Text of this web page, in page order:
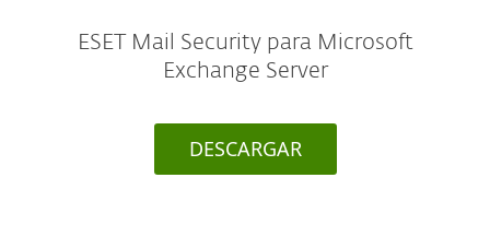
ESET Mail Security para Microsoft
Exchange Server
DESCARGAR